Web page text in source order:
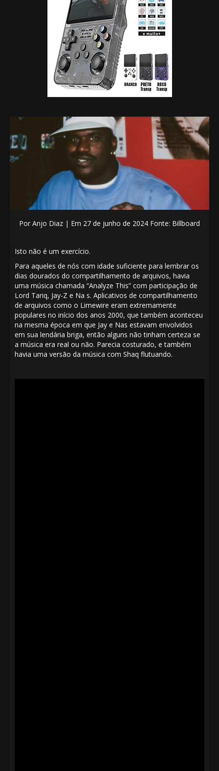
Por Anjo Diaz | Em 27 de junho de 2024 Fonte: Billboard
Isto não é um exercício.
Para aqueles de nós com idade suficiente para lembrar os
dias dourados do compartilhamento de arquivos, havia
uma música chamada “Analyze This” com participação de
Lord Tariq, Jay-Z e Na s. Aplicativos de compartilhamento
de arquivos como o Limewire eram extremamente
populares no início dos anos 2000, que também aconteceu
na mesma época em que Jay e Nas estavam envolvidos
em sua lendária briga, então alguns não tinham certeza se
a música era real ou não. Parecia costurado, e também
havia uma versão da música com Shaq flutuando.